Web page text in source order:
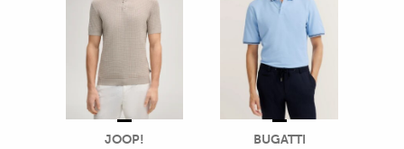
JOOP! BUGATTI